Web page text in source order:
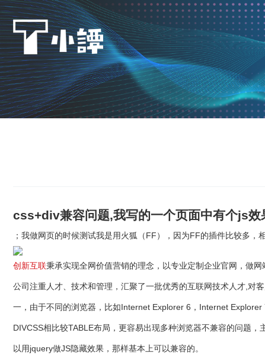
css+div兼容问题,我写的一个页面中有个js效
；我做网页的时候测试我是用火狐（FF），因为FF的插件比较多
创新互联秉承实现全网价值营销的理念，以专业定制企业官网，做网
公司注重人才、技术和管理，汇聚了一批优秀的互联网技术人才,对
一，由于不同的浏览器，比如Internet Explorer 6，Internet
DIVCSS相比较TABLE布局，更容易出现多种浏览器不兼容的问题，
以用jquery做JS隐藏效果，那样基本上可以兼容的。